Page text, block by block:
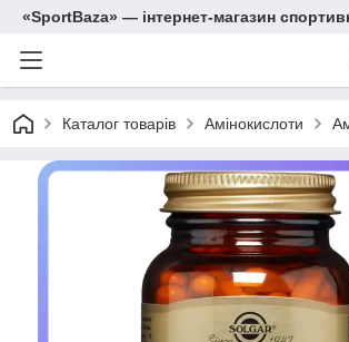
«SportBaza» — інтернет-магазин
Каталог товарів Амінокислоти